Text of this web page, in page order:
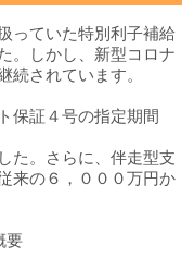
っていた特別利子補給
。しかし、新型コロナ
続されています。
保証４号の指定期間
た。さらに、伴走型支
来の６，０００万円か
要